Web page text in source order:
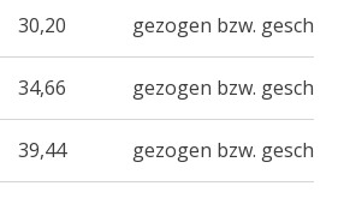
30,20 gezogen bzw.
34,66 gezogen bzw.
39,44 gezogen bzw.